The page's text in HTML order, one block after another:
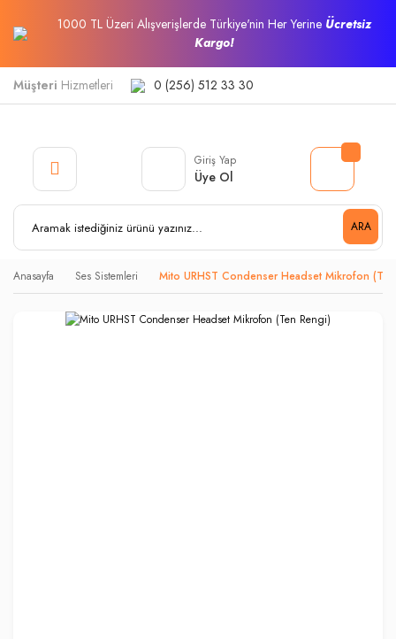
1000 TL Üzeri Alışverişlerde Türkiye'nin Her Yerine Ücretsiz
Kargo!
Müşteri Hizmetleri 0 (256) 512 33 30
ARA
Giriş Yap
Üye Ol
Anasayfa Ses Sistemleri Mito URHST Condenser Headset Mikrofon